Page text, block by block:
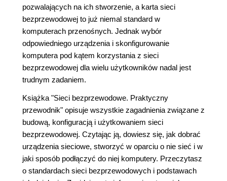
pozwalających na ich stworzenie, a karta sieci
bezprzewodowej to już niemal standard w
komputerach przenośnych. Jednak wybór
odpowiedniego urządzenia i skonfigurowanie
komputera pod kątem korzystania z sieci
bezprzewodowej dla wielu użytkowników nadal jest
trudnym zadaniem.
Książka "Sieci bezprzewodowe. Praktyczny
przewodnik" opisuje wszystkie zagadnienia związane z
budową, konfiguracją i użytkowaniem sieci
bezprzewodowej. Czytając ją, dowiesz się, jak dobrać
urządzenia sieciowe, stworzyć w oparciu o nie sieć i w
jaki sposób podłączyć do niej komputery. Przeczytasz
o standardach sieci bezprzewodowych i podstawach